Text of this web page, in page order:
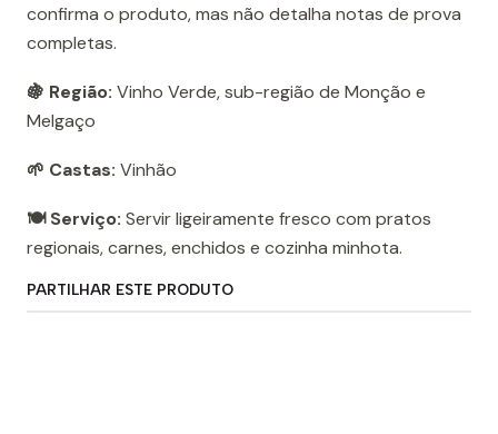
confirma o produto, mas não detalha notas de prova
completas.
🍇 Região: Vinho Verde, sub-região de Monção e
Melgaço
🌱 Castas: Vinhão
🍽️ Serviço: Servir ligeiramente fresco com pratos
regionais, carnes, enchidos e cozinha minhota.
PARTILHAR ESTE PRODUTO